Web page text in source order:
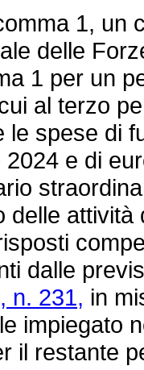
1, un
delle
1 per un
al terzo
le spese di
e di
delle
dalle
n. 231, in
impiegato
il restante